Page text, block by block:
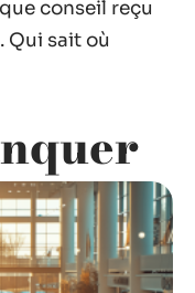
conseil reçu
Qui sait où